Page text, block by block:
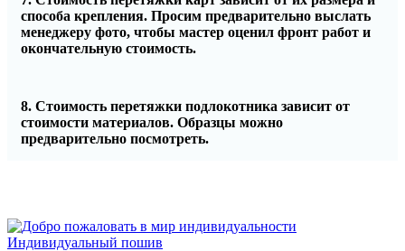
способа крепления. Просим предварительно выслать
менеджеру фото, чтобы мастер оценил фронт работ и
окончательную стоимость.
8. Стоимость перетяжки подлокотника зависит от
стоимости материалов. Образцы можно
предварительно посмотреть.
Индивидуальный пошив